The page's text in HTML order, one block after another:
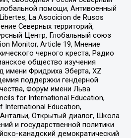
помощи, Антивоенный
La Asocicion de Rusos
Северных территорий,
Центр, Глобальный союз
Monitor, Article 19, Мнение
черного креста, Радио
общество изучения
имени Фридриха Эберта, XZ
поддержки гендерной
Форум имени Льва
for International Education,
International Education,
Открытый диалог, Школа
и государственной политики
канадский демократический